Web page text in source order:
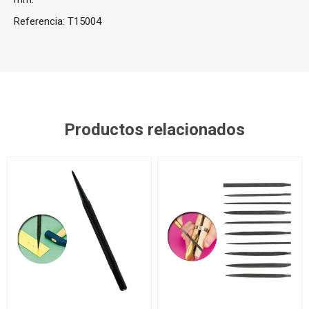
Referencia: T15004
Productos relacionados